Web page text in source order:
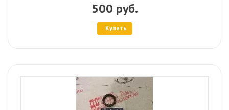
500 руб.
Купить